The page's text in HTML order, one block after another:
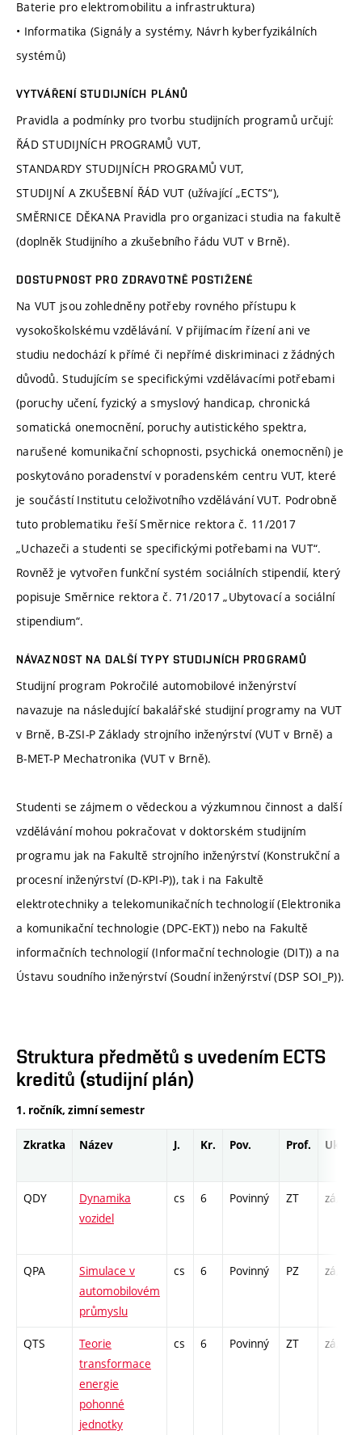
Baterie pro elektromobilitu a infrastruktura)
• Informatika (Signály a systémy, Návrh kyberfyzikálních
systémů)
VYTVÁŘENÍ STUDIJNÍCH PLÁNŮ
Pravidla a podmínky pro tvorbu studijních programů určují:
ŘÁD STUDIJNÍCH PROGRAMŮ VUT,
STANDARDY STUDIJNÍCH PROGRAMŮ VUT,
STUDIJNÍ A ZKUŠEBNÍ ŘÁD VUT (užívající „ECTS“),
SMĚRNICE DĚKANA Pravidla pro organizaci studia na fakultě
(doplněk Studijního a zkušebního řádu VUT v Brně).
DOSTUPNOST PRO ZDRAVOTNĚ POSTIŽENÉ
Na VUT jsou zohledněny potřeby rovného přístupu k
vysokoškolskému vzdělávání. V přijímacím řízení ani ve
studiu nedochází k přímé či nepřímé diskriminaci z žádných
důvodů. Studujícím se specifickými vzdělávacími potřebami
(poruchy učení, fyzický a smyslový handicap, chronická
somatická onemocnění, poruchy autistického spektra,
narušené komunikační schopnosti, psychická onemocnění) je
poskytováno poradenství v poradenském centru VUT, které
je součástí Institutu celoživotního vzdělávání VUT. Podrobně
tuto problematiku řeší Směrnice rektora č. 11/2017
„Uchazeči a studenti se specifickými potřebami na VUT“.
Rovněž je vytvořen funkční systém sociálních stipendií, který
popisuje Směrnice rektora č. 71/2017 „Ubytovací a sociální
stipendium“.
NÁVAZNOST NA DALŠÍ TYPY STUDIJNÍCH PROGRAMŮ
Studijní program Pokročilé automobilové inženýrství
navazuje na následující bakalářské studijní programy na VUT
v Brně, B-ZSI-P Základy strojního inženýrství (VUT v Brně) a
B-MET-P Mechatronika (VUT v Brně).
Studenti se zájmem o vědeckou a výzkumnou činnost a další
vzdělávání mohou pokračovat v doktorském studijním
programu jak na Fakultě strojního inženýrství (Konstrukční a
procesní inženýrství (D-KPI-P)), tak i na Fakultě
elektrotechniky a telekomunikačních technologií (Elektronika
a komunikační technologie (DPC-EKT)) nebo na Fakultě
informačních technologií (Informační technologie (DIT)) a na
Ústavu soudního inženýrství (Soudní inženýrství (DSP SOI_P)).
Struktura předmětů s uvedením ECTS
kreditů (studijní plán)
1. ročník, zimní semestr
Zkratka Název J. Kr. Pov. Prof. Uk.
QDY
Dynamika
vozidel
cs 6 Povinný ZT zá,zk
QPA
Simulace v
automobilovém
průmyslu
cs 6 Povinný PZ zá,zk
QTS
Teorie
transformace
energie
pohonné
jednotky
cs 6 Povinný ZT zá,zk